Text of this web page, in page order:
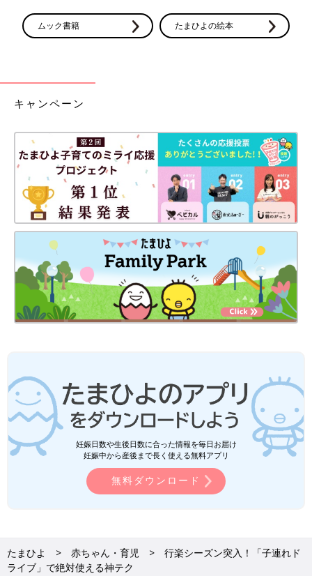
ムック書籍 たまひよの絵本
キャンペーン
妊娠日数や生後日数に合った情報を毎日お届け
妊娠中から産後まで長く使える無料アプリ
無料ダウンロード
たまひよ 赤ちゃん・育児
行楽シーズン突入！「子連れド
ライブ」で絶対使える神テク